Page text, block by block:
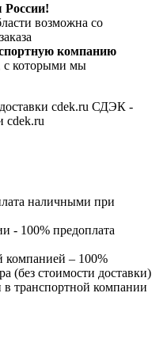
России!
возможна со
компанию
с которыми мы
cdek.ru СДЭК -
cdek.ru
наличными при
- 100% предоплата
компанией – 100%
(без стоимости доставки)
в транспортной компании